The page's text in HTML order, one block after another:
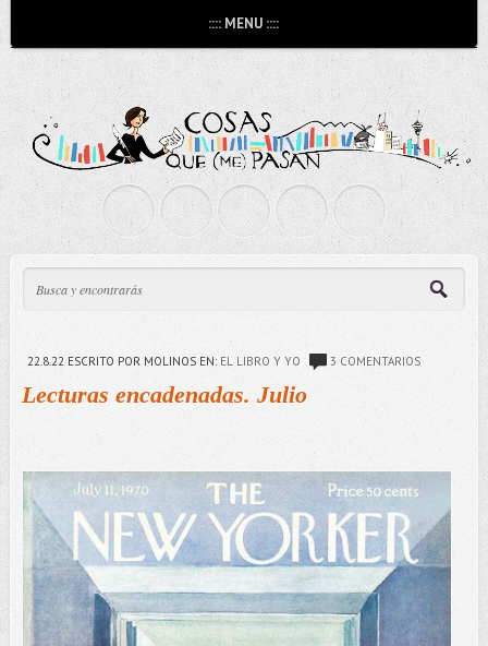
:::: MENU ::::
22.8.22 ESCRITO POR MOLINOS EN: EL LIBRO Y YO 3 COMENTARIOS
Lecturas encadenadas. Julio